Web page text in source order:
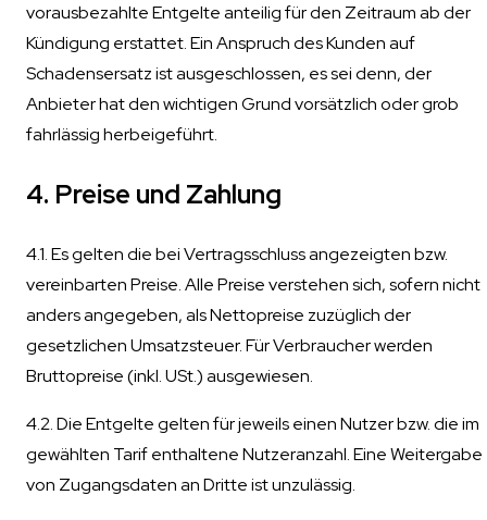
vorausbezahlte Entgelte anteilig für den Zeitraum ab der
Kündigung erstattet. Ein Anspruch des Kunden auf
Schadensersatz ist ausgeschlossen, es sei denn, der
Anbieter hat den wichtigen Grund vorsätzlich oder grob
fahrlässig herbeigeführt.
4. Preise und Zahlung
4.1. Es gelten die bei Vertragsschluss angezeigten bzw.
vereinbarten Preise. Alle Preise verstehen sich, sofern nicht
anders angegeben, als Nettopreise zuzüglich der
gesetzlichen Umsatzsteuer. Für Verbraucher werden
Bruttopreise (inkl. USt.) ausgewiesen.
4.2. Die Entgelte gelten für jeweils einen Nutzer bzw. die im
gewählten Tarif enthaltene Nutzeranzahl. Eine Weitergabe
von Zugangsdaten an Dritte ist unzulässig.